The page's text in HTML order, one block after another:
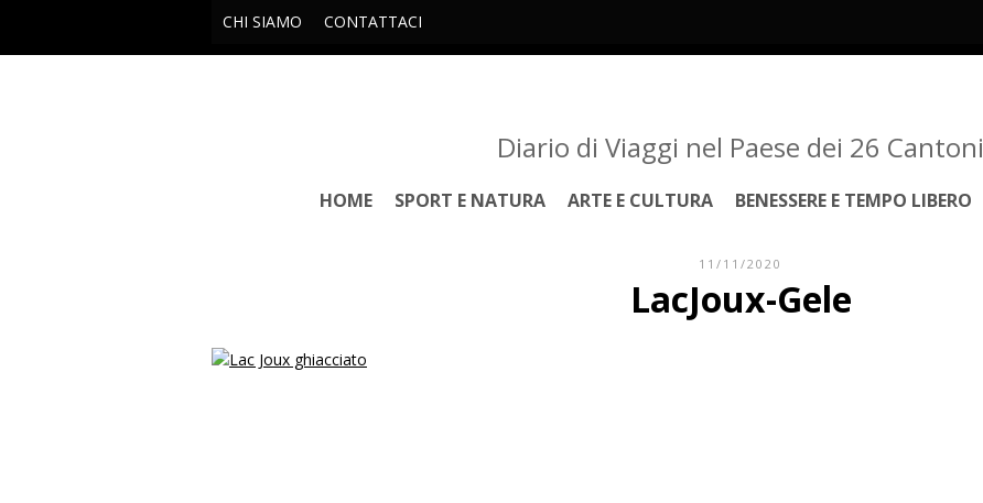
CHI SIAMO CONTATTACI
Diario di Viaggi nel Paese dei 26 Cantoni
HOME SPORT E NATURA ARTE E CULTURA BENESSERE E TEMPO LIBERO
11/11/2020
LacJoux-Gele